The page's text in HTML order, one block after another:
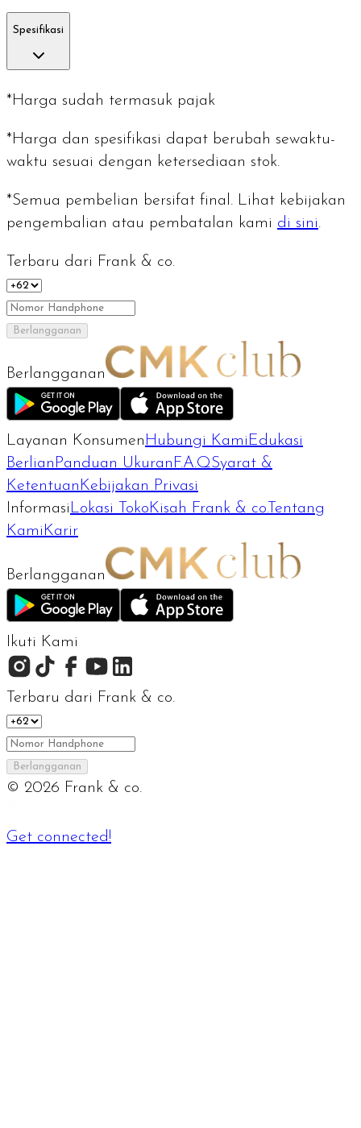
Spesifikasi
*Harga sudah termasuk pajak
*Harga dan spesifikasi dapat berubah sewaktu-
waktu sesuai dengan ketersediaan stok.
*Semua pembelian bersifat final. Lihat kebijakan
pengembalian atau pembatalan kami di sini.
Terbaru dari Frank & co.
Berlangganan
Berlangganan
Layanan Konsumen Hubungi Kami Edukasi
Berlian Panduan Ukuran F.A.QSyarat &
Ketentuan Kebijakan Privasi
Informasi Lokasi Toko Kisah Frank & co.Tentang
Kami Karir
Berlangganan
Ikuti Kami
Terbaru dari Frank & co.
Berlangganan
© 2026 Frank & co.
Get connected!